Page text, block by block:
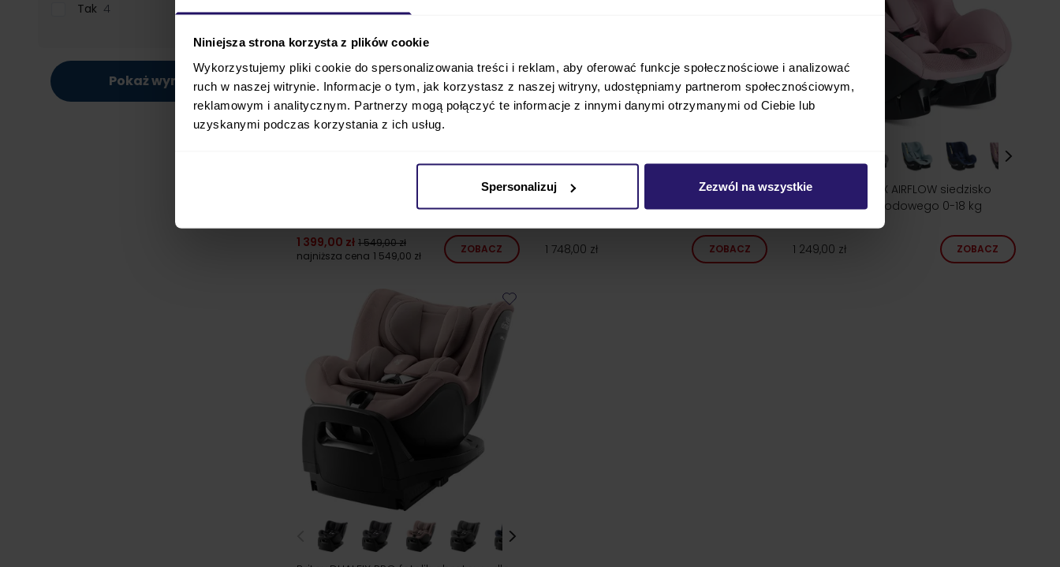
Niniejsza strona korzysta z plików cookie
Wykorzystujemy pliki cookie do spersonalizowania treści i reklam, aby oferować funkcje społecznościowe i analizować
ruch w naszej witrynie. Informacje o tym, jak korzystasz z naszej witryny, udostępniamy partnerom społecznościowym,
reklamowym i analitycznym. Partnerzy mogą połączyć te informacje z innymi danymi otrzymanymi od Ciebie lub
uzyskanymi podczas korzystania z ich usług.
Spersonalizuj Zezwól na wszystkie
Tak 4
Pokaż wyniki
Britax SWIVEL fotelik obrotowy dla dzieci
1 399,00 zł 1 549,00 zł
najniższa cena 1 549,00 zł
ZOBACZ
Avionaut COSMO AIRFLOW fotelik 0-13 kg
+ baza IQ ORBIT
1 748,00 zł ZOBACZ
Avionaut AEROFIX AIRFLOW siedzisko
fotelika samochodowego 0-18 kg
1 249,00 zł ZOBACZ